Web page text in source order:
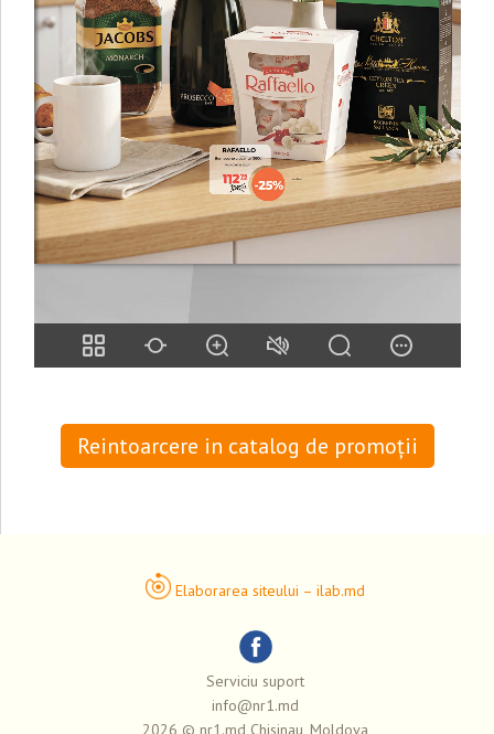
Reintoarcere in catalog de promoții
Elaborarea siteului – ilab.md
Serviciu suport
info@nr1.md